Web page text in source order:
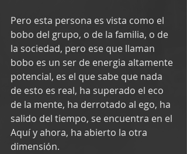
Pero esta persona es vista como el
bobo del grupo, o de la familia, o de
la sociedad, pero ese que llaman
bobo es un ser de energia altamente
potencial, es el que sabe que nada
de esto es real, ha superado el eco
de la mente, ha derrotado al ego, ha
salido del tiempo, se encuentra en el
Aquí y ahora, ha abierto la otra
dimensión.